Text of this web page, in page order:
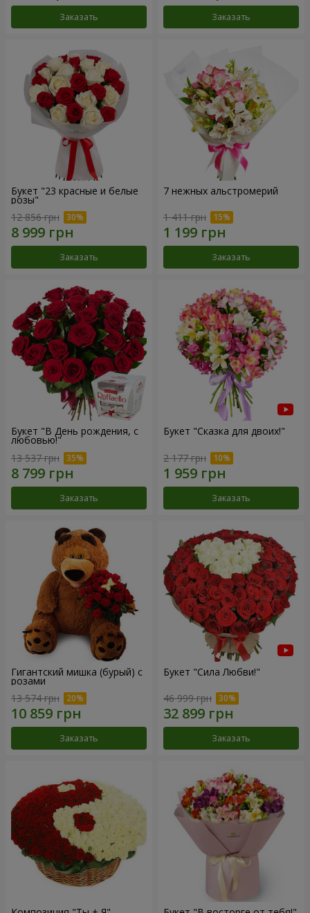
Заказать Заказать
Букет "23 красные и белые
розы"
12 856 грн
Заказать
7 нежных альстромерий
1 411 грн
Заказать
Букет "В День рождения, с
любовью!"
13 537 грн
Заказать
Букет "Сказка для двоих!"
2 177 грн
Заказать
Гигантский мишка (бурый) с
розами
13 574 грн
Заказать
Букет "Сила Любви!"
46 999 грн
Заказать